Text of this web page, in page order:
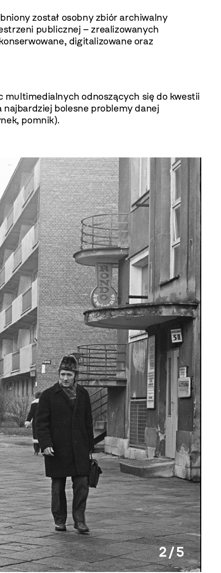
został osobny zbiór archiwalny
publicznej – zrealizowanych
digitalizowane oraz
odnoszących się do kwestii
bolesne problemy danej
pomnik).
2 / 5